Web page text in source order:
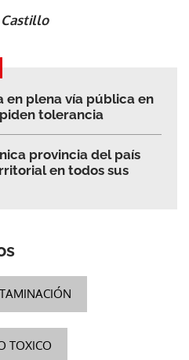
en plena vía pública en
tolerancia
provincia del país
en todos sus
TOXICO